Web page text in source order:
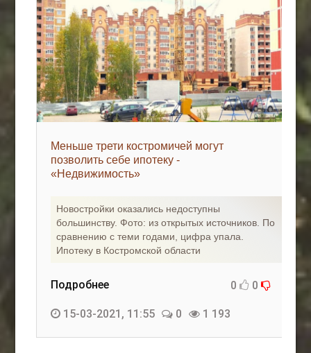
Меньше трети костромичей могут
позволить себе ипотеку -
«Недвижимость»
Новостройки оказались недоступны
большинству. Фото: из открытых источников. По
сравнению с теми годами, цифра упала.
Ипотеку в Костромской области
Подробнее 0 0
15-03-2021, 11:55 0 1 193